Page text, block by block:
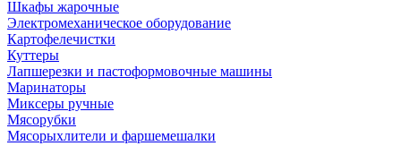
Шкафы жарочные
Электромеханическое оборудование
Картофелечистки
Куттеры
Лапшерезки и пастоформовочные машины
Маринаторы
Миксеры ручные
Мясорубки
Мясорыхлители и фаршемешалки